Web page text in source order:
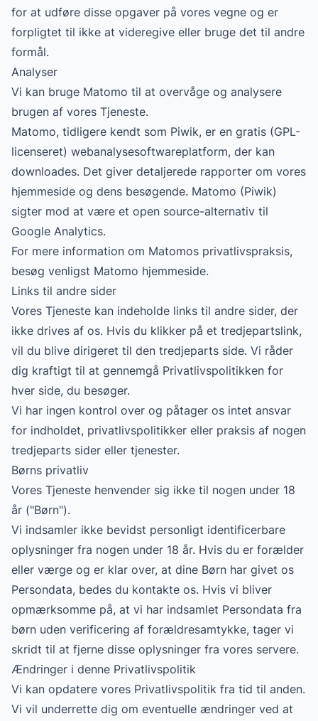
for at udføre disse opgaver på vores vegne og er
forpligtet til ikke at videregive eller bruge det til andre
formål.
Analyser
Vi kan bruge Matomo til at overvåge og analysere
brugen af vores Tjeneste.
Matomo, tidligere kendt som Piwik, er en gratis (GPL-
licenseret) webanalysesoftwareplatform, der kan
downloades. Det giver detaljerede rapporter om vores
hjemmeside og dens besøgende. Matomo (Piwik)
sigter mod at være et open source-alternativ til
Google Analytics.
For mere information om Matomos privatlivspraksis,
besøg venligst Matomo hjemmeside.
Links til andre sider
Vores Tjeneste kan indeholde links til andre sider, der
ikke drives af os. Hvis du klikker på et tredjepartslink,
vil du blive dirigeret til den tredjeparts side. Vi råder
dig kraftigt til at gennemgå Privatlivspolitikken for
hver side, du besøger.
Vi har ingen kontrol over og påtager os intet ansvar
for indholdet, privatlivspolitikker eller praksis af nogen
tredjeparts sider eller tjenester.
Børns privatliv
Vores Tjeneste henvender sig ikke til nogen under 18
år ("Børn").
Vi indsamler ikke bevidst personligt identificerbare
oplysninger fra nogen under 18 år. Hvis du er forælder
eller værge og er klar over, at dine Børn har givet os
Persondata, bedes du kontakte os. Hvis vi bliver
opmærksomme på, at vi har indsamlet Persondata fra
børn uden verificering af forældresamtykke, tager vi
skridt til at fjerne disse oplysninger fra vores servere.
Ændringer i denne Privatlivspolitik
Vi kan opdatere vores Privatlivspolitik fra tid til anden.
Vi vil underrette dig om eventuelle ændringer ved at